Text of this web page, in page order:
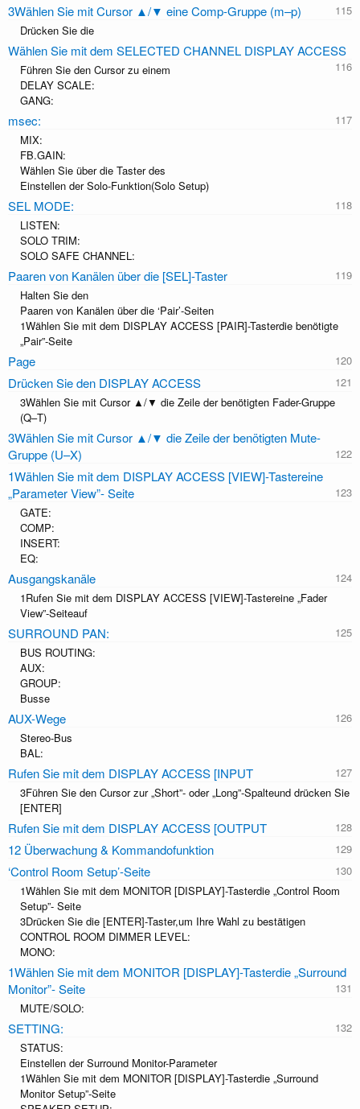
3Wählen Sie mit Cursor ▲/▼ eine Comp-Gruppe (m–p)
Drücken Sie die
Wählen Sie mit dem SELECTED CHANNEL DISPLAY ACCESS
Führen Sie den Cursor zu einem
DELAY SCALE:
GANG:
msec:
MIX:
FB.GAIN:
Wählen Sie über die Taster des
Einstellen der Solo-Funktion(Solo Setup)
SEL MODE:
LISTEN:
SOLO TRIM:
SOLO SAFE CHANNEL:
Paaren von Kanälen über die [SEL]-Taster
Halten Sie den
Paaren von Kanälen über die ‘Pair’-Seiten
1Wählen Sie mit dem DISPLAY ACCESS [PAIR]-Tasterdie benötigte
„Pair”-Seite
Page
Drücken Sie den DISPLAY ACCESS
3Wählen Sie mit Cursor ▲/▼ die Zeile der benötigten Fader-Gruppe
(Q–T)
3Wählen Sie mit Cursor ▲/▼ die Zeile der benötigten Mute-
Gruppe (U–X)
1Wählen Sie mit dem DISPLAY ACCESS [VIEW]-Tastereine
„Parameter View”- Seite
GATE:
COMP:
INSERT:
EQ:
Ausgangskanäle
1Rufen Sie mit dem DISPLAY ACCESS [VIEW]-Tastereine „Fader
View”-Seiteauf
SURROUND PAN:
BUS ROUTING:
AUX:
GROUP:
Busse
AUX-Wege
Stereo-Bus
BAL:
Rufen Sie mit dem DISPLAY ACCESS [INPUT
3Führen Sie den Cursor zur „Short”- oder „Long”-Spalteund drücken Sie
[ENTER]
Rufen Sie mit dem DISPLAY ACCESS [OUTPUT
12 Überwachung & Kommandofunktion
‘Control Room Setup’-Seite
1Wählen Sie mit dem MONITOR [DISPLAY]-Tasterdie „Control Room
Setup”- Seite
3Drücken Sie die [ENTER]-Taster,um Ihre Wahl zu bestätigen
CONTROL ROOM DIMMER LEVEL:
MONO:
1Wählen Sie mit dem MONITOR [DISPLAY]-Tasterdie „Surround
Monitor”- Seite
MUTE/SOLO:
SETTING:
STATUS:
Einstellen der Surround Monitor-Parameter
1Wählen Sie mit dem MONITOR [DISPLAY]-Tasterdie „Surround
Monitor Setup”-Seite